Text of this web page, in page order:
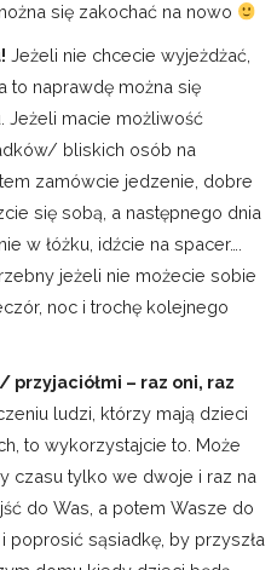
się zakochać na nowo
Jeżeli nie chcecie wyjeżdżać,
to naprawdę można się
Jeżeli macie możliwość
bliskich osób na
zamówcie jedzenie, dobre
się sobą, a następnego dnia
w łóżku, idźcie na spacer….
jeżeli nie możecie sobie
noc i trochę kolejnego
przyjaciółmi – raz oni, raz
ludzi, którzy mają dzieci
to wykorzystajcie to. Może
czasu tylko we dwoje i raz na
do Was, a potem Wasze do
poprosić sąsiadkę, by przyszła